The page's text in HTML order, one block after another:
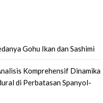
Gohu Ikan dan Sashimi
Komprehensif Dinamika
di Perbatasan Spanyol-